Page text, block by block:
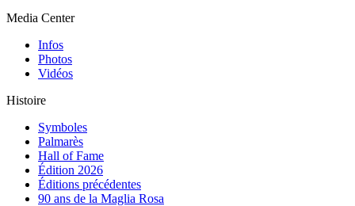
Media Center
Infos
Photos
Vidéos
Histoire
Symboles
Palmarès
Hall of Fame
Édition 2026
Éditions précédentes
90 ans de la Maglia Rosa